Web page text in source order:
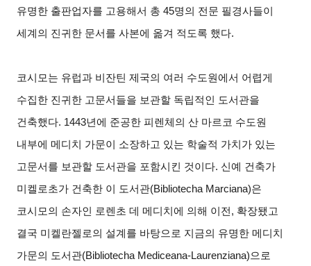
유명한 출판업자를 고용해서 총 45명의 전문 필경사들이
세계의 진귀한 문서를 사본에 옮겨 적도록 했다.
코시모는 유럽과 비잔틴 제국의 여러 수도원에서 어렵게
수집한 진귀한 고문서들을 보관할 독립적인 도서관을
건축했다. 1443년에 준공한 피렌체의 산 마르코 수도원
내부에 메디치 가문이 소장하고 있는 학술적 가치가 있는
고문서를 보관할 도서관을 포함시킨 것이다. 신예 건축가
미켈로초가 건축한 이 도서관(Bibliotecha Marciana)은
코시모의 손자인 로렌초 데 메디치에 의해 이전, 확장됐고
결국 미켈란젤로의 설계를 바탕으로 지금의 유명한 메디치
가문의 도서관(Bibliotecha Mediceana-Laurenziana)으로